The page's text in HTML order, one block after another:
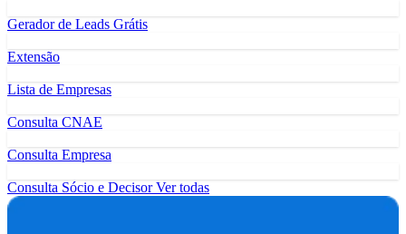
Gerador de Leads Grátis
Extensão
Lista de Empresas
Consulta CNAE
Consulta Empresa
Consulta Sócio e DecisorVer todas